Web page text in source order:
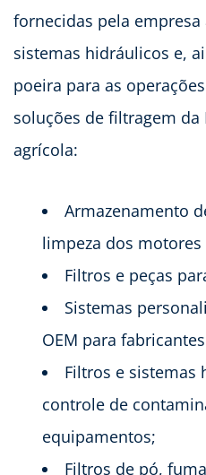
fornecidas pela
sistemas hidráulicos e,
poeira para as
soluções de filtragem
agrícola:
Armazenamento
limpeza dos motores
Filtros e peças
Sistemas
OEM para
Filtros e sistemas
controle de
equipamentos;
Filtros de pó,